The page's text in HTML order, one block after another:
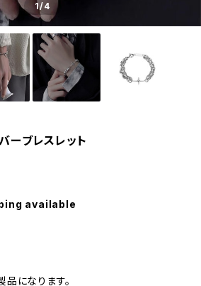
1/4
ーブレスレット
available
になります。